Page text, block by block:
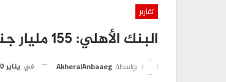
تقارير
البنك الأهلي: 155 مليار جنيه حصيلة شهادات الـ25 % منذ انطلاقها
بواسطة AkheralAnbaaeg في يناير 10, 2023